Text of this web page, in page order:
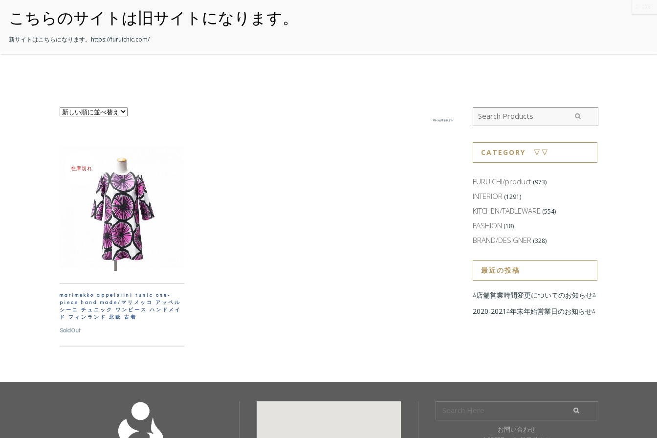
・HOME ・ITEM ・SHOPPING-GUIDE
1件の結果を表示中
在庫切れ
marimekko appelsiini tunic one-
piece hand made/マリメッコ アッペル
シーニ チュニック ワンピース ハンドメイ
ド フィンランド 北欧 古着
SoldOut
CATEGORY ▽▽
FURUICHI/product (973)
INTERIOR (1291)
KITCHEN/TABLEWARE (554)
FASHION (18)
BRAND/DESIGNER (328)
最近の投稿
⁂店舗営業時間変更についてのお知らせ⁂
2020-2021⁂年末年始営業日のお知らせ⁂
お問い合わせ
新サイトはこちらになります。 https://furuichic.com/